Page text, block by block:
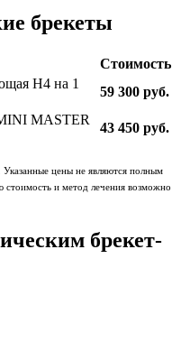
брекеты
Стоимость
Н4 на 1
59 300 руб.
MASTER
43 450 руб.
цены не являются полным
стоимость и метод лечения возможно
брекет-